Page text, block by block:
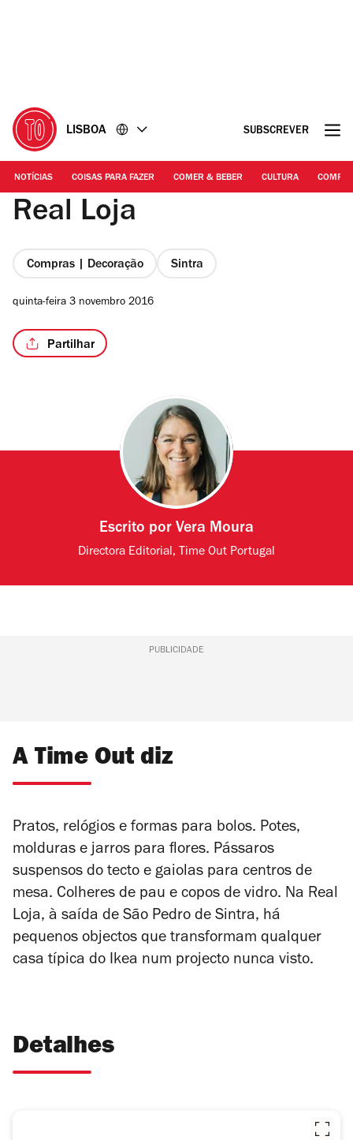
LISBOA SUBSCREVER
NOTÍCIAS COISAS PARA FAZER COMER & BEBER CULTURA
Real Loja
Compras | Decoração Sintra
quinta-feira 3 novembro 2016
Partilhar
Escrito por Vera Moura
Directora Editorial, Time Out Portugal
PUBLICIDADE
A Time Out diz
Pratos, relógios e formas para bolos. Potes,
molduras e jarros para flores. Pássaros
suspensos do tecto e gaiolas para centros de
mesa. Colheres de pau e copos de vidro. Na Real
Loja, à saída de São Pedro de Sintra, há
pequenos objectos que transformam qualquer
casa típica do Ikea num projecto nunca visto.
Detalhes